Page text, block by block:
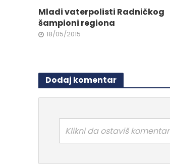
Mladi vaterpolisti Radničkog
šampioni regiona
18/05/2015
Dodaj komentar
Klikni da ostaviš komentar